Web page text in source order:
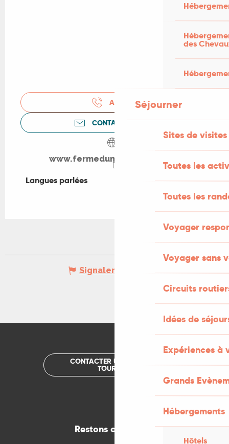
des
Séjourner
Sites de visites
Toutes les
Toutes les
Voyager
Voyager sans
Circuits
Idées de
Expériences à
Grands
Hébergements
Hôtels
APPELER
CONTACTEZ-NOUS
www.fermedumasdethomas.fr
Langues parlées
Langues parlées
Signaler une erreur
CONTACTER UN OFFICE DE
TOURISME
Restons connectés